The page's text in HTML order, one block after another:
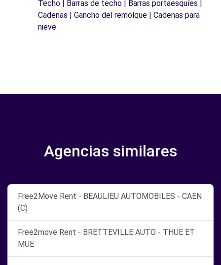
Techo | Barras de techo | Barras portaesquíes |
Cadenas | Gancho del remolque | Cadenas para
nieve
Agencias similares
Free2Move Rent - BEAULIEU AUTOMOBILES - CAEN
(C)
Free2move Rent - BRETTEVILLE AUTO - THUE ET
MUE